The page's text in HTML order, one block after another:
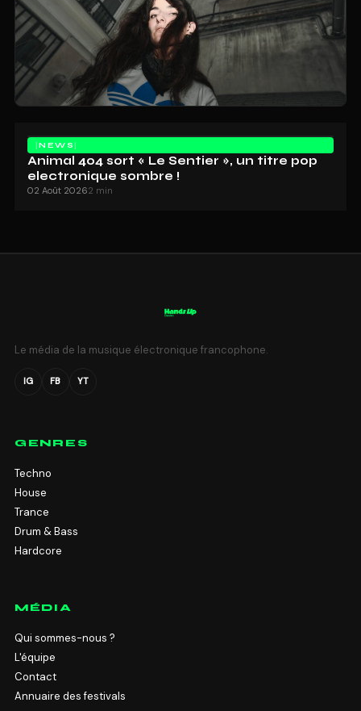
NEWS
Animal 404 sort « Le Sentier », un titre pop
electronique sombre !
02 Août 20262 min
Le média de la musique électronique francophone.
IG FB YT
GENRES
Techno
House
Trance
Drum & Bass
Hardcore
MÉDIA
Qui sommes-nous ?
L'équipe
Contact
Annuaire des festivals